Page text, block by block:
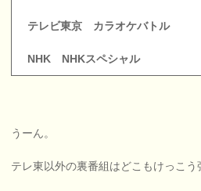
テレビ東京 カラオケバトル
NHK NHKスペシャル
うーん。
テレ東以外の裏番組はどこもけっこう